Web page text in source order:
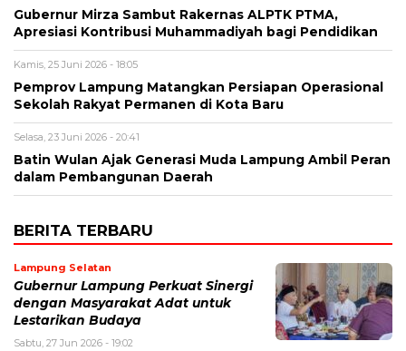
Gubernur Mirza Sambut Rakernas ALPTK PTMA,
Apresiasi Kontribusi Muhammadiyah bagi Pendidikan
Kamis, 25 Juni 2026 - 18:05
Pemprov Lampung Matangkan Persiapan Operasional
Sekolah Rakyat Permanen di Kota Baru
Selasa, 23 Juni 2026 - 20:41
Batin Wulan Ajak Generasi Muda Lampung Ambil Peran
dalam Pembangunan Daerah
BERITA TERBARU
Lampung Selatan
Gubernur Lampung Perkuat Sinergi
dengan Masyarakat Adat untuk
Lestarikan Budaya
Sabtu, 27 Jun 2026 - 19:02